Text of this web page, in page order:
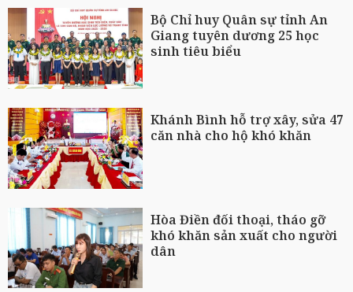
Bộ Chỉ huy Quân sự tỉnh An
Giang tuyên dương 25 học
sinh tiêu biểu
Khánh Bình hỗ trợ xây, sửa 47
căn nhà cho hộ khó khăn
Hòa Điền đối thoại, tháo gỡ
khó khăn sản xuất cho người
dân